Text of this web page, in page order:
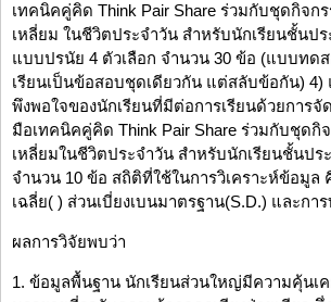
เทคนิคคู่คิด Think Pair Share ร่วมกับชุดกิจกร
เหลี่ยม ในชีวิตประจำวัน สำหรับนักเรียนชั้นป
แบบปรนัย 4 ตัวเลือก จำนวน 30 ข้อ (แบบทด
เรียนเป็นข้อสอบชุดเดียวกัน แต่สลับข้อกัน)
พึงพอใจของนักเรียนที่มีต่อการเรียนด้วยการจั
มือเทคนิคคู่คิด Think Pair Share ร่วมกับชุดกิ
เหลี่ยมในชีวิตประจำวัน สำหรับนักเรียนชั้นป
จำนวน 10 ข้อ สถิติที่ใช้ในการวิเคราะห์ข้อมูล
เฉลี่ย( ) ส่วนเบี่ยงเบนมาตรฐาน(S.D.) และกา
ผลการวิจัยพบว่า
1. ข้อมูลพื้นฐาน นักเรียนส่วนใหญ่มีความคุ้นเ